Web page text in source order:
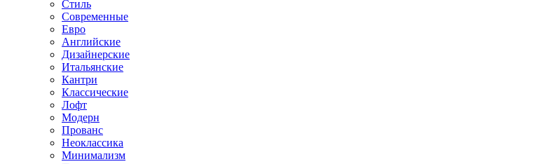
Стиль
Современные
Евро
Английские
Дизайнерские
Итальянские
Кантри
Классические
Лофт
Модерн
Прованс
Неоклассика
Минимализм